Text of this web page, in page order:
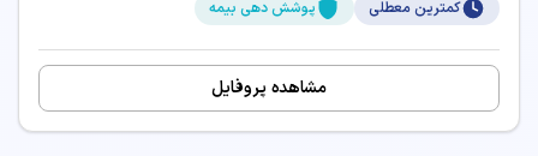
کمترین معطلی پوشش دهی بیمه
مشاهده پروفایل